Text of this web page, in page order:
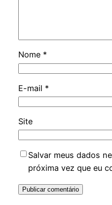
Nome *
E-mail *
Site
Salvar meus dados
próxima vez que eu